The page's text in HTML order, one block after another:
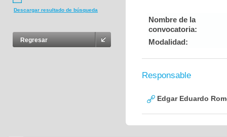
Descargar resultado de búsqueda
Regresar
Nombre de la
convocatoria:
Modalidad:
Responsable
Edgar Eduardo